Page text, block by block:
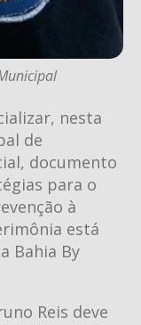
nesta
de
documento
para o
à
está
Bahia By
Reis deve